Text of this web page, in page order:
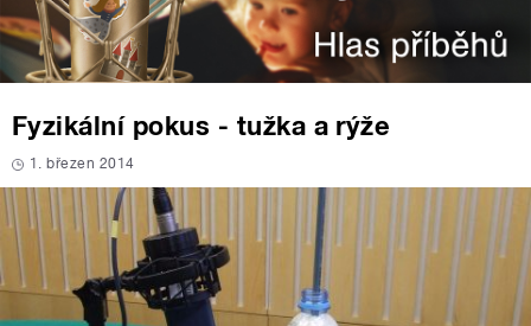
Fyzikální pokus - tužka a rýže
1. březen 2014